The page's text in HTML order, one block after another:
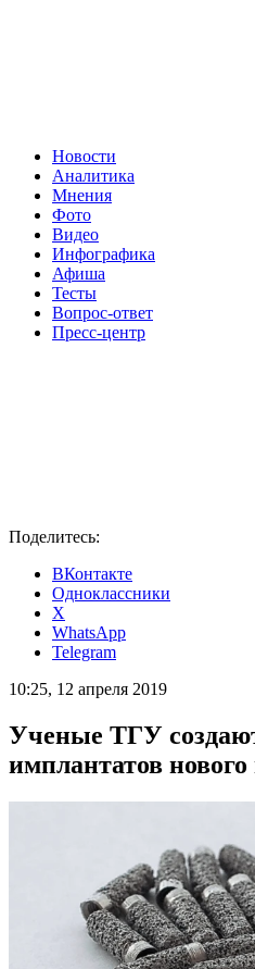
Новости
Аналитика
Мнения
Фото
Видео
Инфографика
Афиша
Тесты
Вопрос-ответ
Пресс-центр
Поделитесь:
ВКонтакте
Одноклассники
X
WhatsApp
Telegram
10:25, 12 апреля 2019
Ученые ТГУ
имплантатов